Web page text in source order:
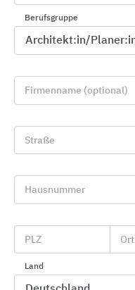
Berufsgruppe
Firmenname (optional)
Straße
Hausnummer
PLZ Ort
Land